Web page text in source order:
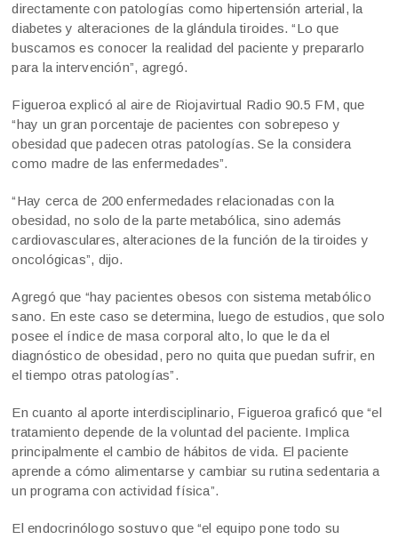
directamente con patologías como hipertensión arterial, la
diabetes y alteraciones de la glándula tiroides. “Lo que
buscamos es conocer la realidad del paciente y prepararlo
para la intervención”, agregó.
Figueroa explicó al aire de Riojavirtual Radio 90.5 FM, que
“hay un gran porcentaje de pacientes con sobrepeso y
obesidad que padecen otras patologías. Se la considera
como madre de las enfermedades”.
“Hay cerca de 200 enfermedades relacionadas con la
obesidad, no solo de la parte metabólica, sino además
cardiovasculares, alteraciones de la función de la tiroides y
oncológicas”, dijo.
Agregó que “hay pacientes obesos con sistema metabólico
sano. En este caso se determina, luego de estudios, que solo
posee el índice de masa corporal alto, lo que le da el
diagnóstico de obesidad, pero no quita que puedan sufrir, en
el tiempo otras patologías”.
En cuanto al aporte interdisciplinario, Figueroa graficó que “el
tratamiento depende de la voluntad del paciente. Implica
principalmente el cambio de hábitos de vida. El paciente
aprende a cómo alimentarse y cambiar su rutina sedentaria a
un programa con actividad física”.
El endocrinólogo sostuvo que “el equipo pone todo su